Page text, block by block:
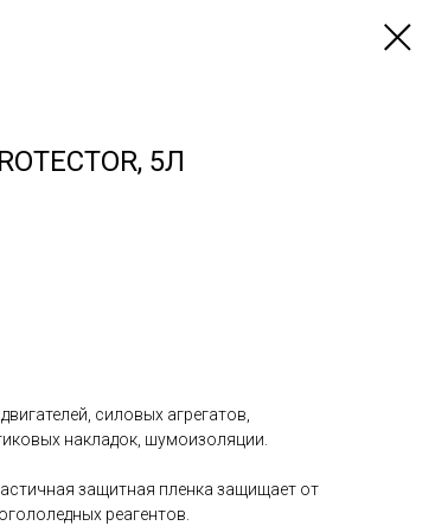
5Л
силовых агрегатов,
накладок, шумоизоляции.
защитная пленка защищает от
реагентов.